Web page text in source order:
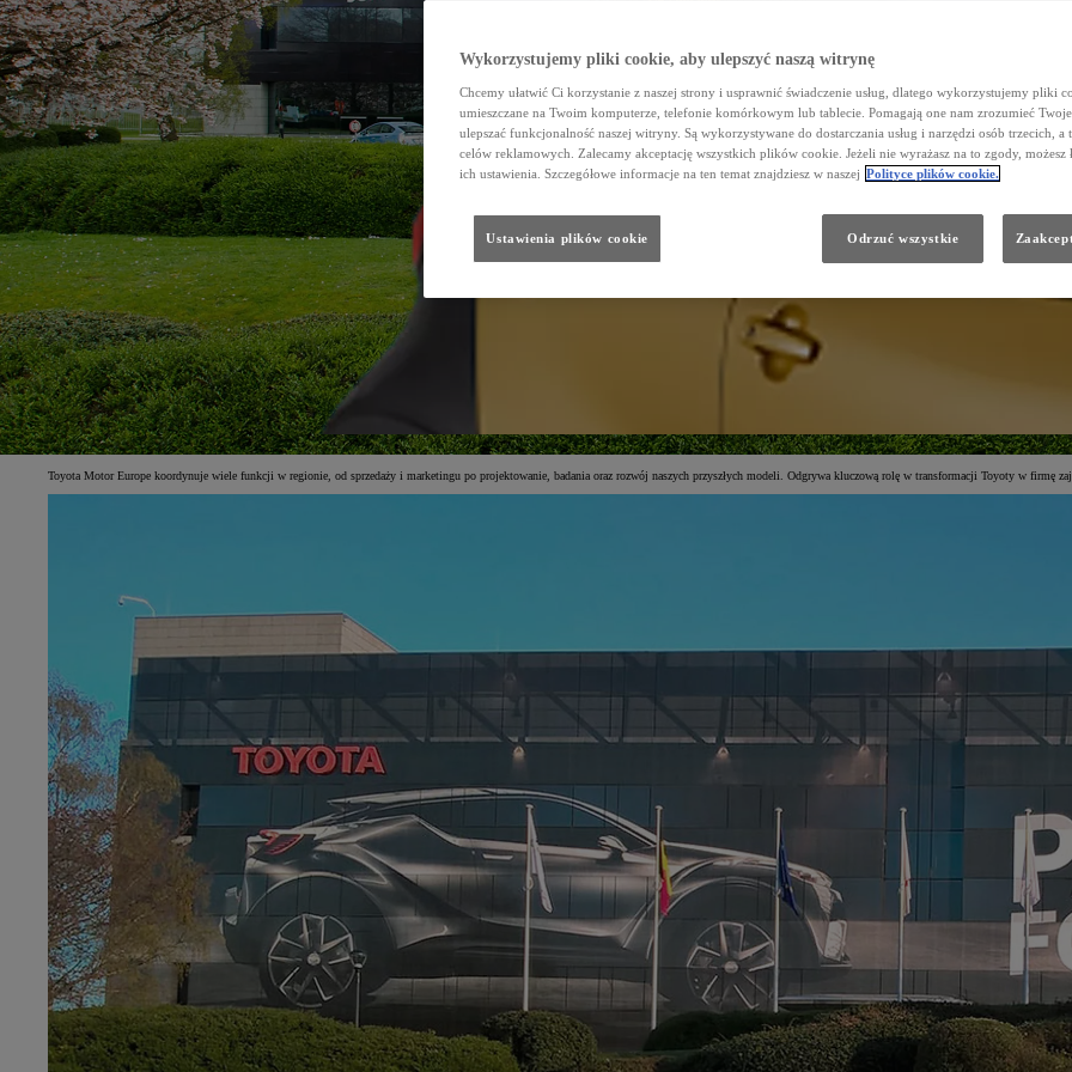
FLOTA/DOSTAWCZE
Galeria
Toyota Motor Europe koordynuje wiele funkcji w regionie, od sprzedaży i marketingu po projektowanie, badania oraz rozwój naszych przyszłych modeli. Odgrywa kluczową rolę w transformacji Toyoty w firmę
Wykorzystujemy pliki cookie, aby ulepszyć naszą witrynę
Chcemy ułatwić Ci korzystanie z naszej strony i usprawnić świadczenie usług, dlatego wykorzystujemy pliki
umieszczane na Twoim komputerze, telefonie komórkowym lub tablecie. Pomagają one nam zrozumieć
ulepszać funkcjonalność naszej witryny. Są wykorzystywane do dostarczania usług i narzędzi osób trzecich, a
celów reklamowych. Zalecamy akceptację wszystkich plików cookie. Jeżeli nie wyrażasz na to zgody, możesz
ich ustawienia. Szczegółowe informacje na ten temat znajdziesz w naszej Polityce plików cookie.
Ustawienia plików cookie Odrzuć wszystkie